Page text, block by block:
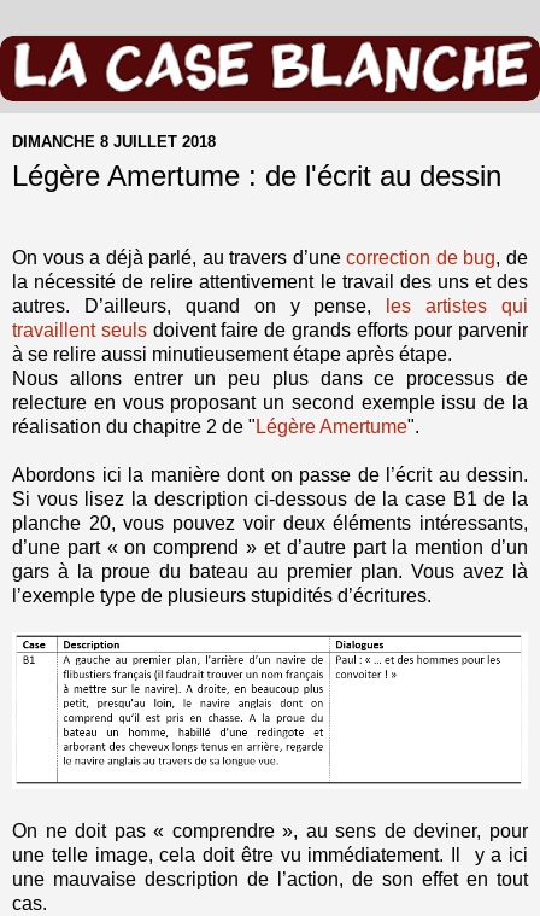
DIMANCHE 8 JUILLET 2018
Légère Amertume : de l'écrit au dessin
On vous a déjà parlé, au travers d’unecorrection de bug, de
la nécessité de relire attentivement le travail des uns et des
autres. D’ailleurs, quand on y pense,
les artistes qui
travaillent seulsdoivent faire de grands efforts pour parvenir
à se relire aussi minutieusement étape après étape.
Nous allons entrer un peu plus dans ce processus de
relecture en vous proposant un second exemple issu de la
réalisation du chapitre 2 de " Légère Amertume".
Abordons ici la manière dont on passe de l’écrit au dessin.
Si vous lisez la description ci-dessous de la case B1 de la
planche 20, vous pouvez voir deux éléments intéressants,
d’une part « on comprend » et d’autre part la mention d’un
gars à la proue du bateau au premier plan. Vous avez là
l’exemple type de plusieurs stupidités d’écritures.
On ne doit pas « comprendre », au sens de deviner, pour
une telle image, cela doit être vu immédiatement. Il y a ici
une mauvaise description de l’action, de son effet en tout
cas.